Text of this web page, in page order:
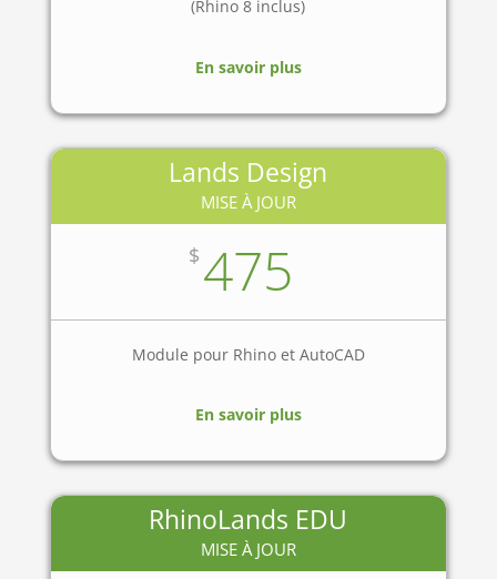
(Rhino 8 inclus)
En savoir plus
Lands Design
MISE À JOUR
$ 475
Module pour Rhino et AutoCAD
En savoir plus
RhinoLands EDU
MISE À JOUR